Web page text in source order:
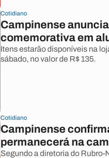
Cotidiano
Campinense
comemorativa em
Itens estarão disponíveis na
sábado, no valor de R$ 135.
Cotidiano
Campinense
permanecerá na
Segundo a diretoria do